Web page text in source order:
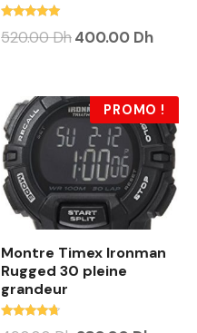
4.75
520.00Dh400.00 Dh
PROMO !
Montre Timex Ironman
Rugged 30 pleine
grandeur